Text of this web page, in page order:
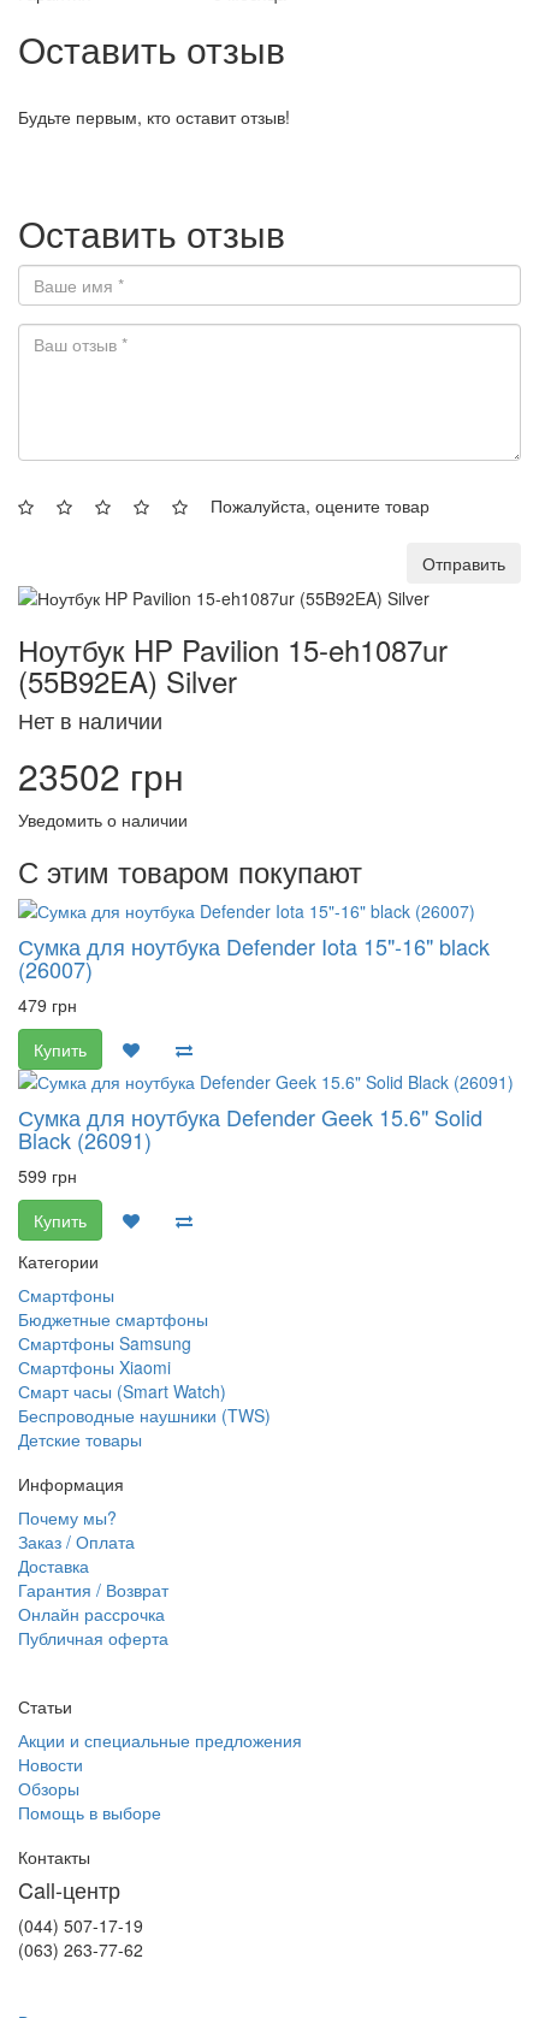
Оставить отзыв
Будьте первым, кто оставит отзыв!
Оставить отзыв
Пожалуйста, оцените товар
Отправить
Ноутбук HP Pavilion 15-eh1087ur
(55B92EA) Silver
Нет в наличии
23502 грн
Уведомить о наличии
С этим товаром покупают
Сумка для ноутбука Defender Iota 15"-16" black
(26007)
479 грн
Купить
Сумка для ноутбука Defender Geek 15.6" Solid
Black (26091)
599 грн
Купить
Категории
Смартфоны
Бюджетные смартфоны
Смартфоны Samsung
Смартфоны Xiaomi
Смарт часы (Smart Watch)
Беспроводные наушники (TWS)
Детские товары
Информация
Почему мы?
Заказ / Оплата
Доставка
Гарантия / Возврат
Онлайн рассрочка
Публичная оферта
Статьи
Акции и специальные предложения
Новости
Обзоры
Помощь в выборе
Контакты
Call-центр
(044) 507-17-19
(063) 263-77-62